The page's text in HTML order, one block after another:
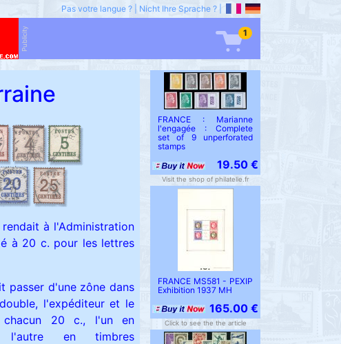
Pas votre langue ? Nicht Ihre Sprache ?
Publicity 1
rendait à l'Administration
à 20 c. pour les lettres
passer d'une zône dans
l'expéditeur et le
chacun 20 c., l'un en
l'autre en timbres
FRANCE : Marianne
l'engagée : Complete
set of 9 unperforated
stamps
19.50 €
Visit the shop of philatelie.fr
FRANCE MS581 - PEXIP
Exhibition 1937 MH
165.00 €
Click to see the the article